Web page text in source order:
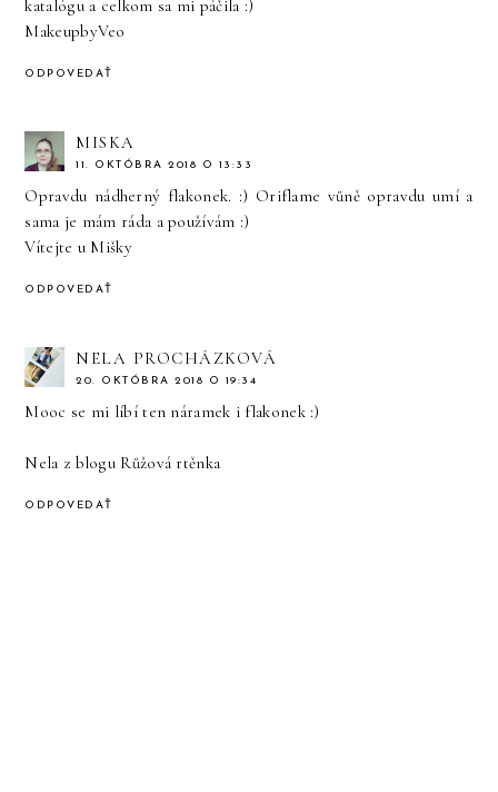
katalógu a celkom sa mi páčila :)
MakeupbyVeo
ODPOVEDAŤ
MISKA
11. OKTÓBRA 2018 O 13:33
Opravdu nádherný flakonek. :) Oriflame vůně opravdu umí a
sama je mám ráda a používám :)
Vítejte u Mišky
ODPOVEDAŤ
NELA PROCHÁZKOVÁ
20. OKTÓBRA 2018 O 19:34
Mooc se mi líbí ten náramek i flakonek :)
Nela z blogu Růžová rtěnka
ODPOVEDAŤ